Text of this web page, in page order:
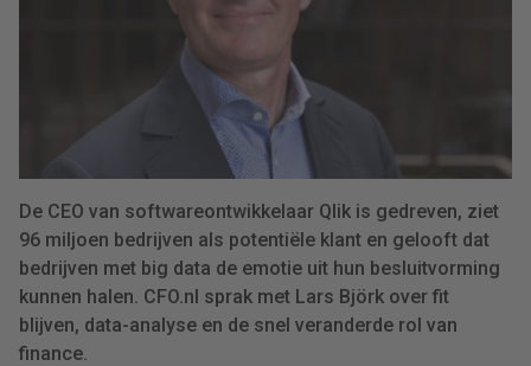
De CEO van softwareontwikkelaar Qlik is gedreven, ziet
96 miljoen bedrijven als potentiële klant en gelooft dat
bedrijven met big data de emotie uit hun besluitvorming
kunnen halen. CFO.nl sprak met Lars Björk over fit
blijven, data-analyse en de snel veranderde rol van
finance.